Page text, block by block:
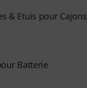
& Etuis pour Cajons
Batterie